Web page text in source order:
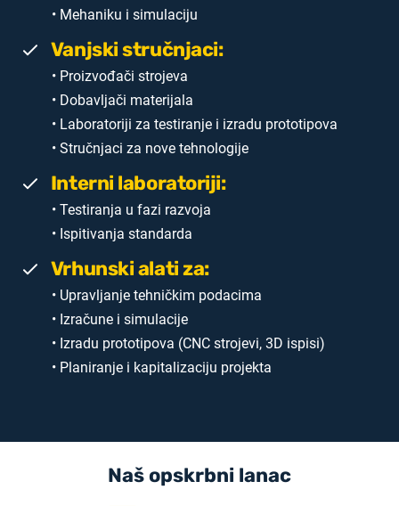
• Mehaniku i simulaciju
Vanjski stručnjaci:
• Proizvođači strojeva
• Dobavljači materijala
• Laboratoriji za testiranje i izradu prototipova
• Stručnjaci za nove tehnologije
Interni laboratoriji:
• Testiranja u fazi razvoja
• Ispitivanja standarda
Vrhunski alati za:
• Upravljanje tehničkim podacima
• Izračune i simulacije
• Izradu prototipova (CNC strojevi, 3D ispisi)
• Planiranje i kapitalizaciju projekta
Naš opskrbni lanac